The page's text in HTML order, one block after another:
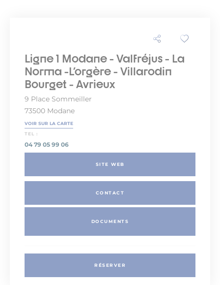
Ligne 1 Modane - Valfréjus - La
Norma -L'orgère - Villarodin
Bourget - Avrieux
9 Place Sommeiller
73500 Modane
VOIR SUR LA CARTE
TEL :
04 79 05 99 06
SITE WEB
CONTACT
DOCUMENTS
RÉSERVER